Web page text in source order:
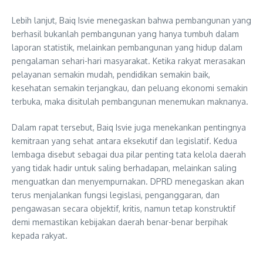
Lebih lanjut, Baiq Isvie menegaskan bahwa pembangunan yang
berhasil bukanlah pembangunan yang hanya tumbuh dalam
laporan statistik, melainkan pembangunan yang hidup dalam
pengalaman sehari-hari masyarakat. Ketika rakyat merasakan
pelayanan semakin mudah, pendidikan semakin baik,
kesehatan semakin terjangkau, dan peluang ekonomi semakin
terbuka, maka disitulah pembangunan menemukan maknanya.
Dalam rapat tersebut, Baiq Isvie juga menekankan pentingnya
kemitraan yang sehat antara eksekutif dan legislatif. Kedua
lembaga disebut sebagai dua pilar penting tata kelola daerah
yang tidak hadir untuk saling berhadapan, melainkan saling
menguatkan dan menyempurnakan. DPRD menegaskan akan
terus menjalankan fungsi legislasi, penganggaran, dan
pengawasan secara objektif, kritis, namun tetap konstruktif
demi memastikan kebijakan daerah benar-benar berpihak
kepada rakyat.